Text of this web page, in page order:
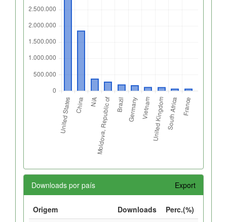
Downloads por país Export
Origem Downloads Perc.(%)